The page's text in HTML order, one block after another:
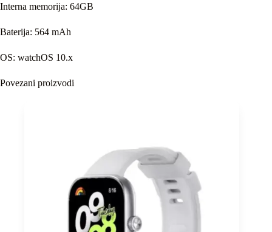
Interna memorija: 64GB
Baterija: 564 mAh
OS: watchOS 10.x
Povezani proizvodi